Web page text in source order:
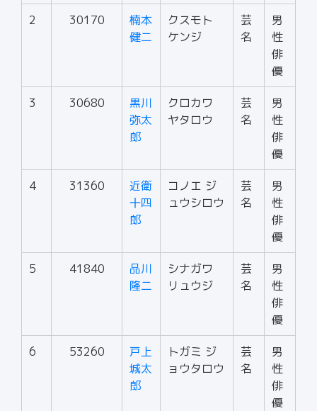
2 30170
楠本
健二
クスモト
ケンジ
芸
名
男
性
俳
優
3 30680
黒川
弥太
郎
クロカワ
ヤタロウ
芸
名
男
性
俳
優
4 31360
近衛
十四
郎
コノエ ジ
ュウシロウ
芸
名
男
性
俳
優
5 41840
品川
隆二
シナガワ
リュウジ
芸
名
男
性
俳
優
6 53260
戸上
城太
郎
トガミ ジ
ョウタロウ
芸
名
男
性
俳
優